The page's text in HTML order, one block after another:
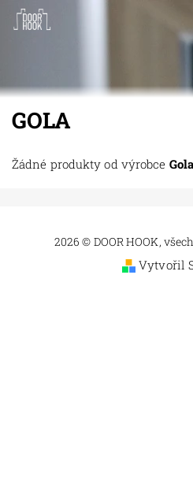
GOLA
Žádné produkty od výrobce
2026 © DOOR HOOK,
Vytvořil